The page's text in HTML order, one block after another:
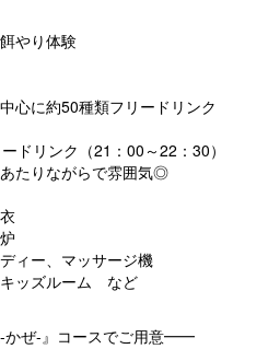
やり体験
心に約50種類フリードリンク
ドリンク（21：00～22：30）
たりながらで雰囲気◎
ィー、マッサージ機
キッズルーム など
ぜ-』コースでご用意━━